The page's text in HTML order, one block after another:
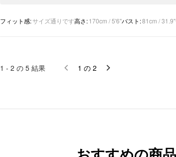
フィット感:サイズ通りです高さ:170cm / 5'6"バスト :81cm / 31.9"
1 - 2 の 5 結果 1 の 2